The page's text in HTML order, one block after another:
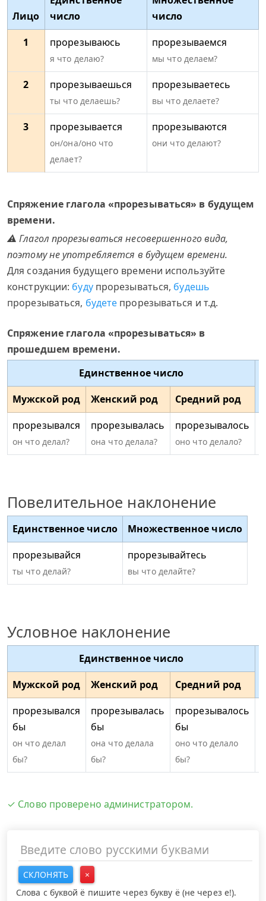
Лицо
число
число
1
прорезываюсь
я что делаю?
прорезываемся
мы что делаем?
2 прорезываешься
ты что делаешь?
прорезываетесь
вы что делаете?
3 прорезывается
он/она/оно что
делает?
прорезываются
они что делают?
Спряжение глагола «прорезываться» в будущем
времени.
⚠ Глагол прорезываться несовершенного вида,
поэтому не употребляется в будущем времени.
Для создания будущего времени используйте
конструкции: будупрорезываться, будешь
прорезываться, будете прорезываться и т.д.
Спряжение глагола «прорезываться» в
прошедшем времени.
Единственное число
Мужской род
Женский род
Средний род
прорезывался
он что делал?
прорезывалась
она что делала?
прорезывалось
оно что делало?
Повелительное наклонение
Единственное число
Множественное число
прорезывайся
ты что делай?
прорезывайтесь
вы что делайте?
Условное наклонение
Единственное число
Мужской род
Женский род
Средний род
прорезывался
бы
он что делал
бы?
прорезывалась
бы
она что делала
бы?
прорезывалось
бы
оно что делало
бы?
✓ Слово проверено администратором.
СКЛОНЯТЬ
×
Слова с буквой ё пишите через букву ё (не через е!).